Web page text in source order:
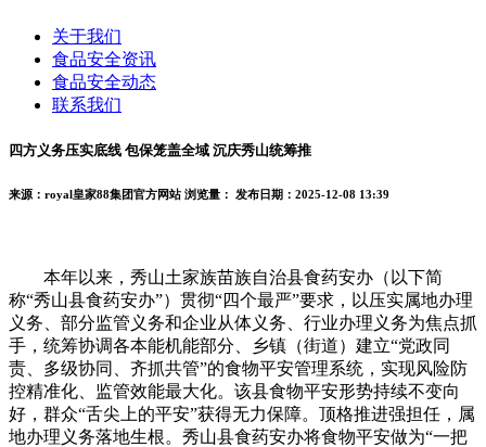
关于我们
食品安全资讯
食品安全动态
联系我们
四方义务压实底线 包保笼盖全域 沉庆秀山统筹推
来源：royal皇家88集团官方网站 浏览量： 发布日期：2025-12-08 13:39
本年以来，秀山土家族苗族自治县食药安办（以下简
称“秀山县食药安办”）贯彻“四个最严”要求，以压实属地办理
义务、部分监管义务和企业从体义务、行业办理义务为焦点抓
手，统筹协调各本能机能部分、乡镇（街道）建立“党政同
责、多级协同、齐抓共管”的食物平安管理系统，实现风险防
控精准化、监管效能最大化。该县食物平安形势持续不变向
好，群众“舌尖上的平安”获得无力保障。顶格推进强担任，属
地办理义务落地生根。秀山县食药安办将食物平安做为“一把